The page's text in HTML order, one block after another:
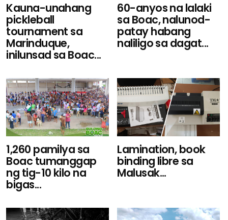
Kauna-unahang
pickleball
tournament sa
Marinduque,
inilunsad sa Boac...
60-anyos na lalaki
sa Boac, nalunod-
patay habang
naliligo sa dagat...
1,260 pamilya sa
Boac tumanggap
ng tig-10 kilo na
bigas...
Lamination, book
binding libre sa
Malusak...